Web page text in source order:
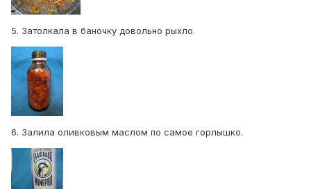
5. Затолкала в баночку довольно рыхло.
6. Залила оливковым маслом по самое горлышко.